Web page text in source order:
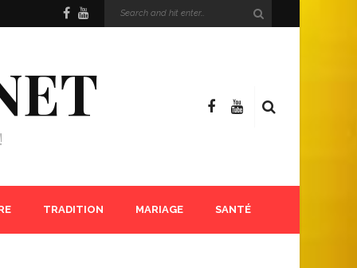
TRADITION MARIAGE SANTÉ